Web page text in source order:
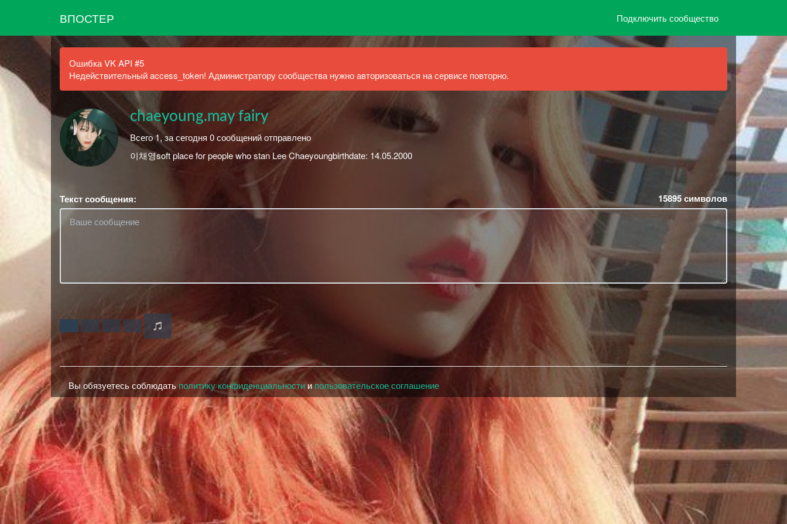
ВПОСТЕР Подключить сообщество
Ошибка VK API #5
Недействительный access_token! Администратору сообщества нужно авторизоваться на сервисе повторно.
chaeyoung.may fairy
Всего 1, за сегодня 0 сообщений отправлено
이채영soft place for people who stan Lee Chaeyoungbirthdate: 14.05.2000
Текст сообщения: 15895символов
Вы обязуетесь соблюдать политику конфиденциальностиипользовательское соглашение